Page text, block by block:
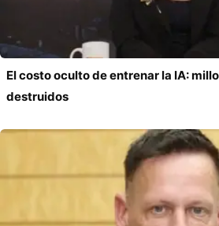
El costo oculto de entrenar la IA:
destruidos